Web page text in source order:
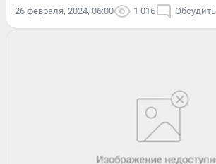
26 февраля, 2024, 06:00 1 016 Обсудить